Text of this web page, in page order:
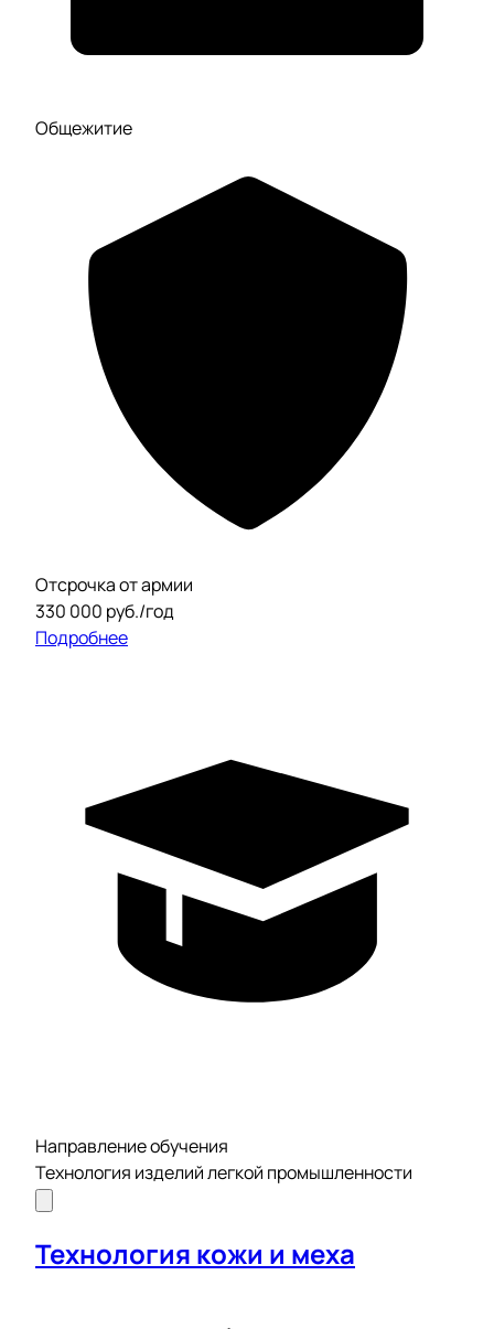
Общежитие
Отсрочка от армии
330 000 руб./год
Подробнее
Направление обучения
Технология изделий легкой промышленности
Технология кожи и меха